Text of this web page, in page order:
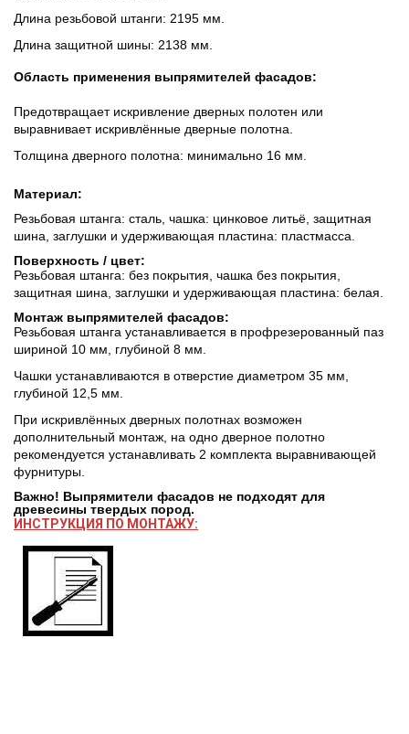
Длина резьбовой штанги: 2195 мм.
Длина защитной шины: 2138 мм.
Область применения выпрямителей фасадов:
Предотвращает искривление дверных полотен или
выравнивает искривлённые дверные полотна.
Толщина дверного полотна: минимально 16 мм.
Материал:
Резьбовая штанга: сталь, чашка: цинковое литьё, защитная
шина, заглушки и удерживающая пластина: пластмасса.
Поверхность / цвет:
Резьбовая штанга: без покрытия, чашка без покрытия,
защитная шина, заглушки и удерживающая пластина: белая.
Монтаж выпрямителей фасадов:
Резьбовая штанга устанавливается в профрезерованный паз
шириной 10 мм, глубиной 8 мм.
Чашки устанавливаются в отверстие диаметром 35 мм,
глубиной 12,5 мм.
При искривлённых дверных полотнах возможен
дополнительный монтаж, на одно дверное полотно
рекомендуется устанавливать 2 комплекта выравнивающей
фурнитуры.
Важно! Выпрямители фасадов не подходят для
древесины твердых пород.
ИНСТРУКЦИЯ ПО МОНТАЖУ: